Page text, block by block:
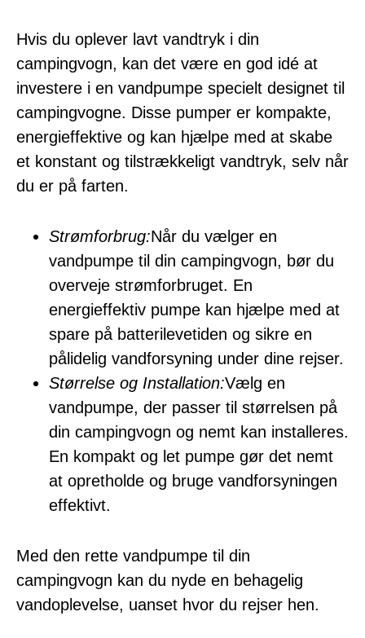
Hvis du oplever lavt vandtryk i din
campingvogn, kan det være en god idé at
investere i en vandpumpe specielt designet til
campingvogne. Disse pumper er kompakte,
energieffektive og kan hjælpe med at skabe
et konstant og tilstrækkeligt vandtryk, selv når
du er på farten.
Strømforbrug:Når du vælger en
vandpumpe til din campingvogn, bør du
overveje strømforbruget. En
energieffektiv pumpe kan hjælpe med at
spare på batterilevetiden og sikre en
pålidelig vandforsyning under dine rejser.
Størrelse og Installation:Vælg en
vandpumpe, der passer til størrelsen på
din campingvogn og nemt kan installeres.
En kompakt og let pumpe gør det nemt
at opretholde og bruge vandforsyningen
effektivt.
Med den rette vandpumpe til din
campingvogn kan du nyde en behagelig
vandoplevelse, uanset hvor du rejser hen.